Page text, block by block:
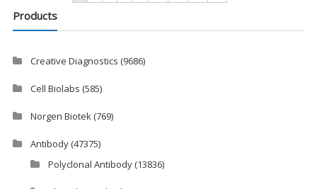
Products
Creative Diagnostics (9686)
Cell Biolabs (585)
Norgen Biotek(769)
Antibody(47375)
Polyclonal Antibody(13836)